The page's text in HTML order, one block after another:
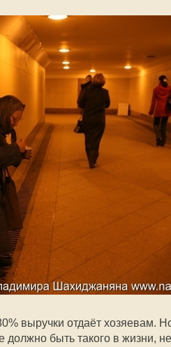
выручки отдаёт хозяевам.
должно быть такого в жизни,